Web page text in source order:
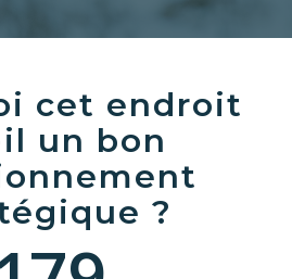
cet endroit
un bon
?